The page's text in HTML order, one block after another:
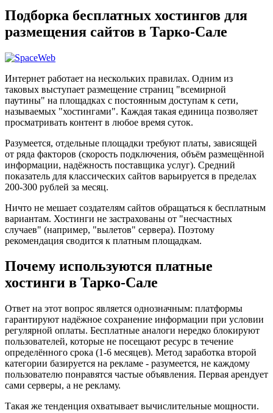
Подборка бесплатных хостингов для
размещения сайтов в Тарко-Сале
Интернет работает на нескольких правилах. Одним из
таковых выступает размещение страниц "всемирной
паутины" на площадках с постоянным доступам к сети,
называемых "хостингами". Каждая такая единица позволяет
просматривать контент в любое время суток.
Разумеется, отдельные площадки требуют платы, зависящей
от ряда факторов (скорость подключения, объём размещённой
информации, надёжность поставщика услуг). Средний
показатель для классических сайтов варьируется в пределах
200-300 рублей за месяц.
Ничто не мешает создателям сайтов обращаться к бесплатным
вариантам. Хостинги не застрахованы от "несчастных
случаев" (например, "вылетов" сервера). Поэтому
рекомендация сводится к платным площадкам.
Почему используются платные
хостинги в Тарко-Сале
Ответ на этот вопрос является однозначным: платформы
гарантируют надёжное сохранение информации при условии
регулярной оплаты. Бесплатные аналоги нередко блокируют
пользователей, которые не посещают ресурс в течение
определённого срока (1-6 месяцев). Метод заработка второй
категории базируется на рекламе - разумеется, не каждому
пользователю понравятся частые объявления. Первая арендует
сами серверы, а не рекламу.
Такая же тенденция охватывает вычислительные мощности.